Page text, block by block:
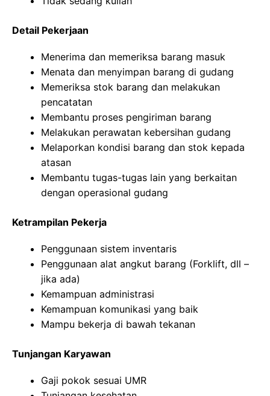
Detail Pekerjaan
Menerima dan memeriksa barang masuk
Menata dan menyimpan barang di gudang
Memeriksa stok barang dan melakukan
pencatatan
Membantu proses pengiriman barang
Melakukan perawatan kebersihan gudang
Melaporkan kondisi barang dan stok kepada
atasan
Membantu tugas-tugas lain yang berkaitan
dengan operasional gudang
Ketrampilan Pekerja
Penggunaan sistem inventaris
Penggunaan alat angkut barang (Forklift, dll –
jika ada)
Kemampuan administrasi
Kemampuan komunikasi yang baik
Mampu bekerja di bawah tekanan
Tunjangan Karyawan
Gaji pokok sesuai UMR